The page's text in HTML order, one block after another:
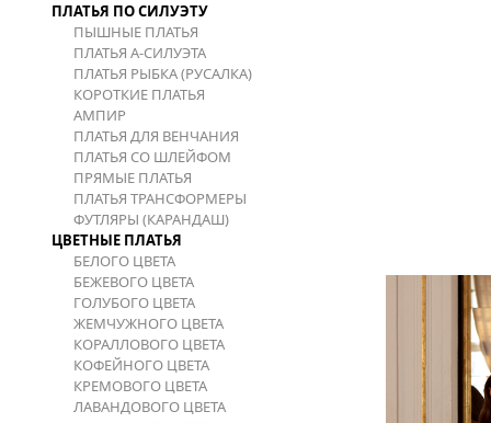
ПЛАТЬЯ ПО СИЛУЭТУ
ПЫШНЫЕ ПЛАТЬЯ
ПЛАТЬЯ А-СИЛУЭТА
ПЛАТЬЯ РЫБКА (РУСАЛКА)
КОРОТКИЕ ПЛАТЬЯ
АМПИР
ПЛАТЬЯ ДЛЯ ВЕНЧАНИЯ
ПЛАТЬЯ СО ШЛЕЙФОМ
ПРЯМЫЕ ПЛАТЬЯ
ПЛАТЬЯ ТРАНСФОРМЕРЫ
ФУТЛЯРЫ (КАРАНДАШ)
ЦВЕТНЫЕ ПЛАТЬЯ
БЕЛОГО ЦВЕТА
БЕЖЕВОГО ЦВЕТА
ГОЛУБОГО ЦВЕТА
ЖЕМЧУЖНОГО ЦВЕТА
КОРАЛЛОВОГО ЦВЕТА
КОФЕЙНОГО ЦВЕТА
КРЕМОВОГО ЦВЕТА
ЛАВАНДОВОГО ЦВЕТА